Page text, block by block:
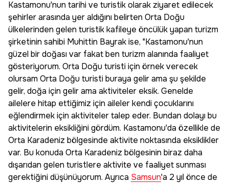
Kastamonu'nun tarihi ve turistik olarak ziyaret edilecek
şehirler arasında yer aldığını belirten Orta Doğu
ülkelerinden gelen turistik kafileye öncülük yapan turizm
şirketinin sahibi Muhittin Bayrak ise, "Kastamonu'nun
güzel bir doğası var fakat ben turizm alanında faaliyet
gösteriyorum. Orta Doğu turisti için örnek verecek
olursam Orta Doğu turisti buraya gelir ama şu şekilde
gelir, doğa için gelir ama aktiviteler eksik. Genelde
ailelere hitap ettiğimiz için aileler kendi çocuklarını
eğlendirmek için aktiviteler talep eder. Bundan dolayı bu
aktivitelerin eksikliğini gördüm. Kastamonu'da özellikle de
Orta Karadeniz bölgesinde aktivite noktasında eksiklikler
var. Bu konuda Orta Karadeniz bölgesinin biraz daha
dışarıdan gelen turistlere aktivite ve faaliyet sunması
gerektiğini düşünüyorum. Ayrıca Samsun'a 2 yıl önce de